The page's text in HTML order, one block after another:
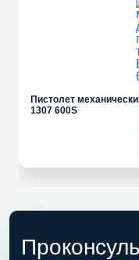
Пистолет
1307 600S